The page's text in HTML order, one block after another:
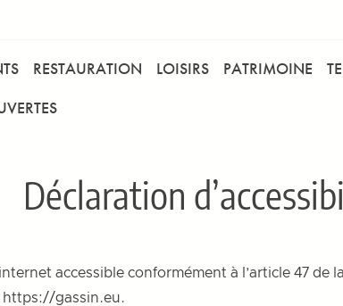
RESTAURATION LOISIRS PATRIMOINE
Déclaration
accessible conformément à l’article 47 de
https://gassin.eu.